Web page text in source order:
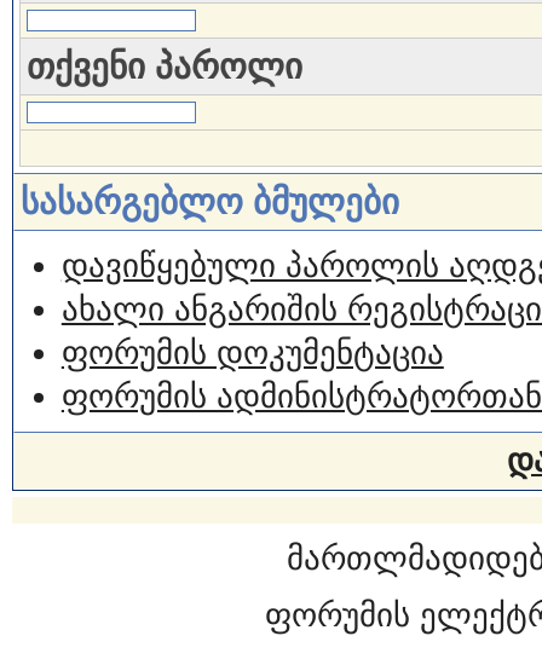
თქვენი პაროლი
სასარგებლო ბმულები
დავიწყებული პაროლის
ახალი ანგარიშის
ფორუმის დოკუმენტაცია
ფორუმის ადმინისტრატორთან
ფორუმის